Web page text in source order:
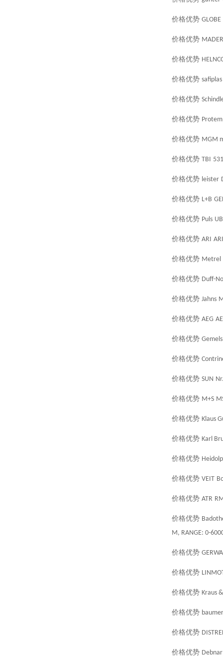
价格优势 GLOBE
价格优势 MADER
价格优势
价格优势 safiplas
价格优势
价格优势
价格优势 MGM
价格优势 TBI
价格优势 leister
价格优势 L+B
价格优势 Puls
价格优势 ARI
价格优势 Metrel
价格优势 Duff-
价格优势 Jahns
价格优势 AEG
价格优势 Gemels
价格优势
价格优势 SUN
价格优势 M+S
价格优势 Klaus
价格优势 Karl
价格优势
价格优势 VEIT
价格优势 ATR
价格优势
M, RANGE: 0-
价格优势
价格优势
价格优势 Kraus
价格优势 baumer
价格优势
价格优势 Debnar